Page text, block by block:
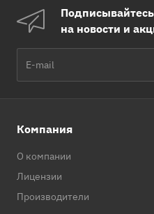
Подписывайтесь
на новости и
Компания
О компании
Лицензии
Производители